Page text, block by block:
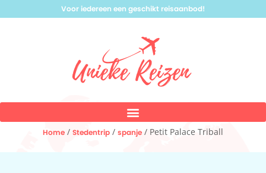
Voor iedereen een geschikt reisaanbod!
Home / Stedentrip / spanje / Petit Palace Triball